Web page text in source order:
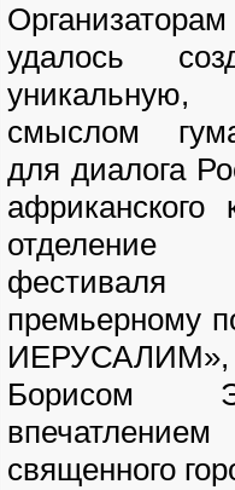
удалось
смыслом
для диалога
африканского
отделение
премьерному
Борисом
священного